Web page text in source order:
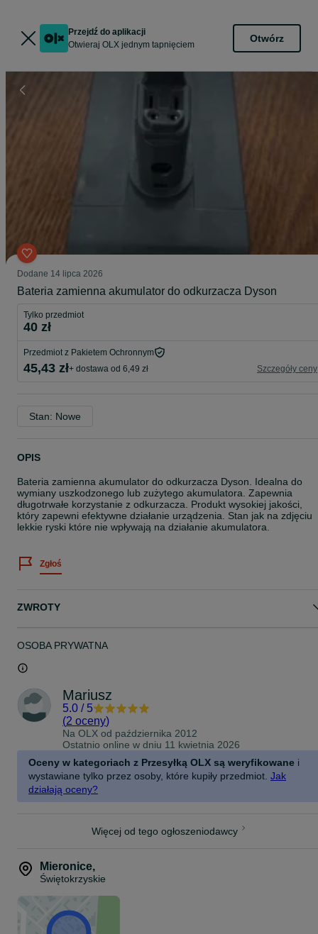
Przejdź do aplikacji
Otwieraj OLX jednym tapnięciem
Otwórz
Dodane 14 lipca 2026
Bateria zamienna akumulator do odkurzacza Dyson
Tylko przedmiot
40 zł
Przedmiot z Pakietem Ochronnym
45,43 zł+ dostawa od 6,49 zł Szczegóły ceny
Stan: Nowe
OPIS
Bateria zamienna akumulator do odkurzacza Dyson. Idealna do
wymiany uszkodzonego lub zużytego akumulatora. Zapewnia
długotrwałe korzystanie z odkurzacza. Produkt wysokiej jakości,
który zapewni efektywne działanie urządzenia. Stan jak na zdjęciu
lekkie ryski które nie wpływają na działanie akumulatora.
Zgłoś
ZWROTY
OSOBA PRYWATNA
Mariusz
5.0 / 5
(2 oceny)
Na OLX od października 2012
Ostatnio online w dniu 11 kwietnia 2026
Oceny w kategoriach z Przesyłką OLX są weryfikowane i
wystawiane tylko przez osoby, które kupiły przedmiot. Jak
działają oceny?
Więcej od tego ogłoszeniodawcy
Mieronice,
Świętokrzyskie